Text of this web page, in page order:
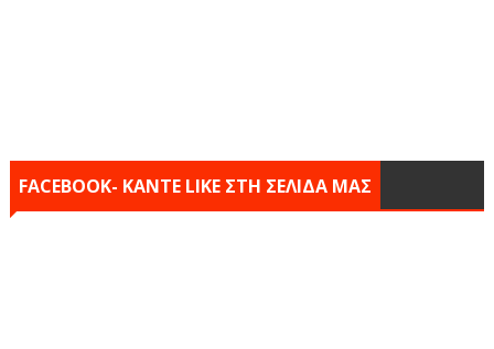
FACEBOOK- KANTE LIKE ΣΤΗ ΣΕΛΙΔΑ ΜΑΣ